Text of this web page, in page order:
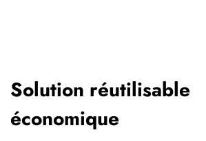
Solution réutilisable
économique